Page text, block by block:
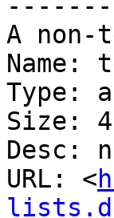
A non-
Type:
Size:
Desc:
URL: <